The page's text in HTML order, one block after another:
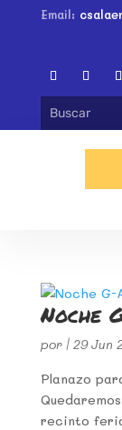
Email:
Noche
por | 29 Jun
Planazo
recinto